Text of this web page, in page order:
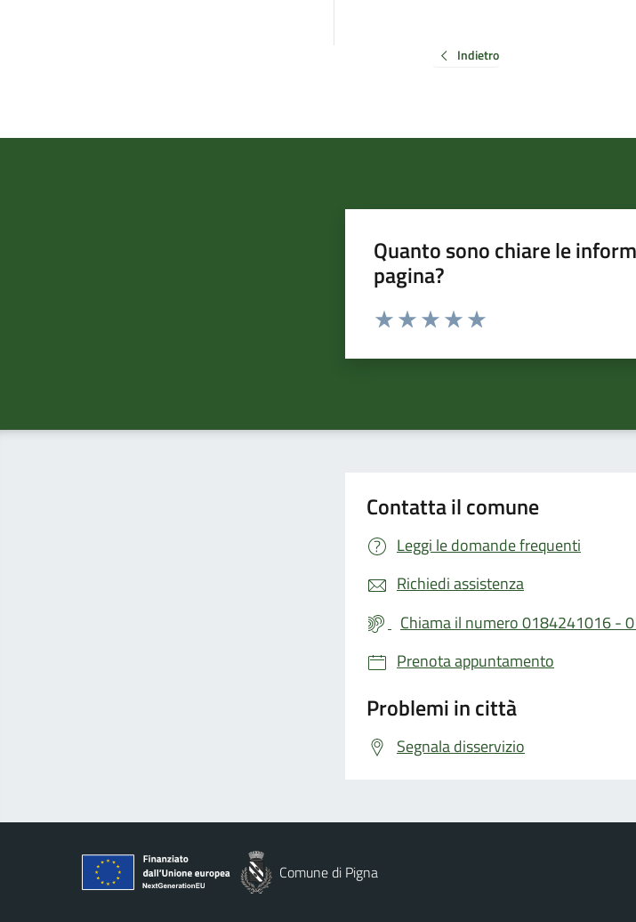
Indietro
Quanto sono chiare le
pagina?
Valuta da 1 a 5 stelle la pagina
Contatta il comune
Leggi le domande frequenti
Richiedi assistenza
Chiama il numero 0184241016 -
Prenota appuntamento
Problemi in città
Segnala disservizio
Comune di Pigna